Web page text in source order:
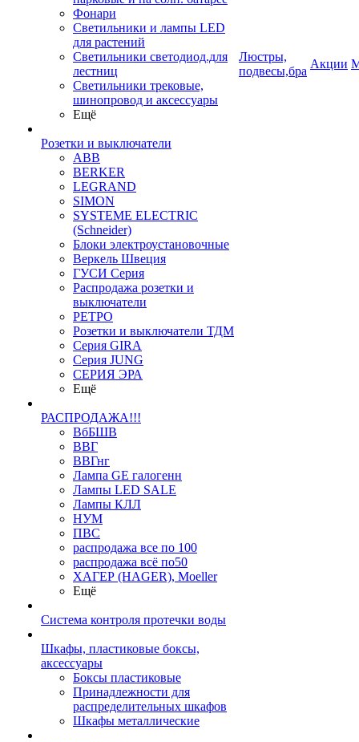
Фонари
Светильники и лампы LED
для растений
Светильники светодиод.для
лестниц
Светильники трековые,
шинопровод и аксессуары
Ещё
Розетки и выключатели
ABB
BERKER
LEGRAND
SIMON
SYSTEME ELECTRIC
(Schneider)
Блоки электроустановочные
Веркель Швеция
ГУСИ Серия
Распродажа розетки и
выключатели
РЕТРО
Розетки и выключатели ТДМ
Серия GIRA
Серия JUNG
СЕРИЯ ЭРА
Ещё
РАСПРОДАЖА!!!
ВбБШВ
ВВГ
ВВГнг
Лампа GE галогенн
Лампы LED SALE
Лампы КЛЛ
НУМ
ПВС
распродажа все по 100
распродажа всё по50
ХАГЕР (HAGER), Moeller
Ещё
Система контроля протечки воды
Шкафы, пластиковые боксы,
аксессуары
Боксы пластиковые
Принадлежности для
распределительных шкафов
Шкафы металлические
Люстры,
подвесы,бра
Акции